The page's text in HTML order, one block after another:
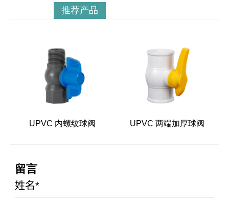
推荐产品
UPVC 内螺纹球阀 UPVC 两端加厚球阀
留言